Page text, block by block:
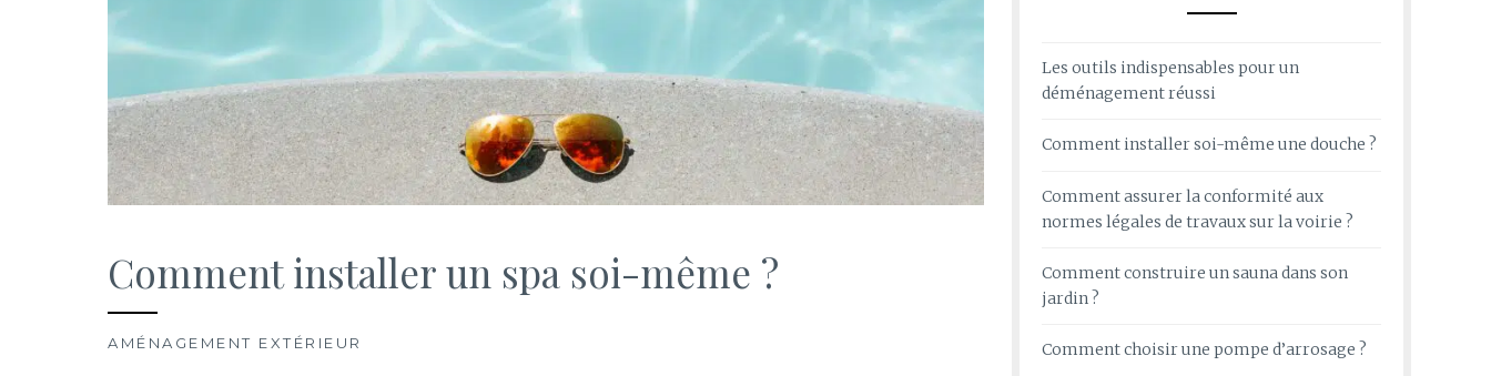
Comment installer un spa soi-même ?
AMÉNAGEMENT EXTÉRIEUR
Les outils indispensables pour un
déménagement réussi
Comment installer soi-même une douche ?
Comment assurer la conformité aux
normes légales de travaux sur la voirie ?
Comment construire un sauna dans son
jardin ?
Comment choisir une pompe d’arrosage ?